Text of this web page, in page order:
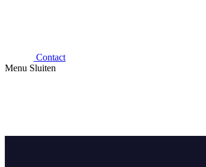
Contact
Menu Sluiten